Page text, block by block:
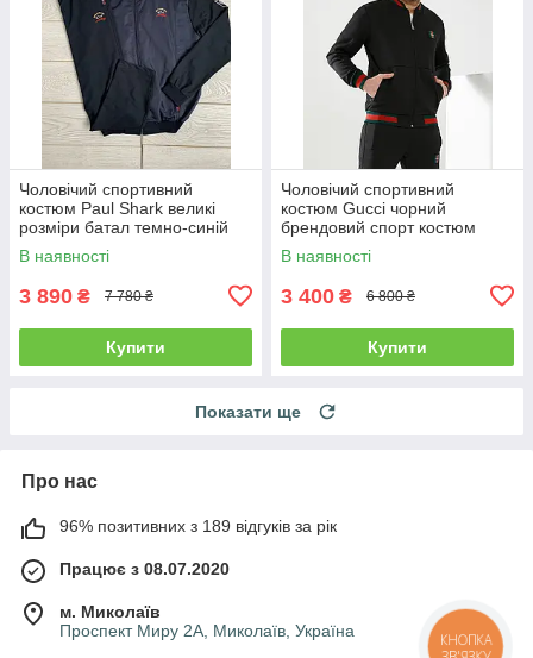
Чоловічий спортивний
костюм Paul Shark великі
розміри батал темно-синій
В наявності
3 890 ₴ 7 780 ₴
Купити
Чоловічий спортивний
костюм Gucci чорний
брендовий спорт костюм
Гуччі S
В наявності
3 400 ₴ 6 800 ₴
Купити
Показати ще
Про нас
96% позитивних з 189 відгуків за рік
Працює з 08.07.2020
м. Миколаїв
Проспект Миру 2А, Миколаїв, Україна
КНОПКА